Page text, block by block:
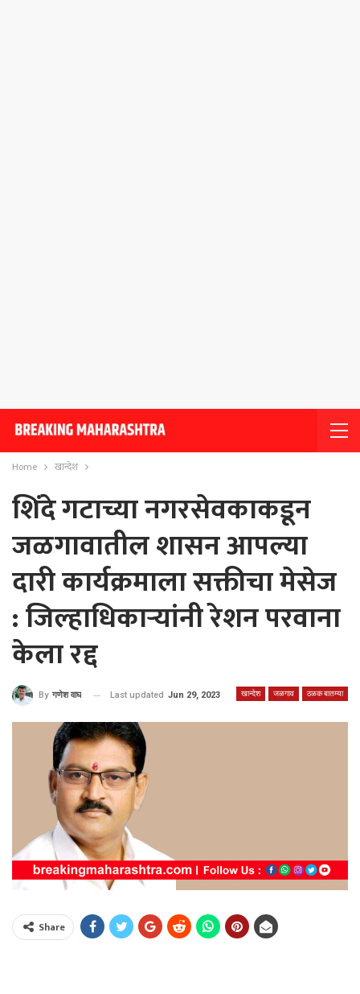
Home खान्देश
शिंदे गटाच्या नगरसेवकाकडून
जळगावातील शासन आपल्या
दारी कार्यक्रमाला सक्तीचा मेसेज
: जिल्हाधिकार्‍यांनी रेशन परवाना
केला रद्द
खान्देश जळगाव ठळक बातम्या
By गणेश वाघ Last updated Jun 29, 2023
Share